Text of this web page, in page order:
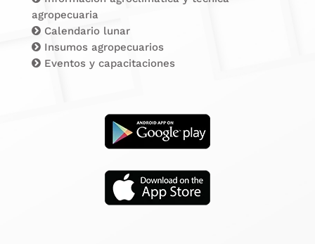
agropecuaria
Calendario lunar
Insumos agropecuarios
Eventos y capacitaciones